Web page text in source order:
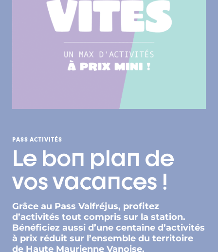
PASS ACTIVITÉS
Le bon plan de
vos vacances !
Grâce au Pass Valfréjus, profitez
d’activités tout compris sur la station.
Bénéficiez aussi d’une centaine d’activités
à prix réduit sur l’ensemble du territoire
de Haute Maurienne Vanoise.